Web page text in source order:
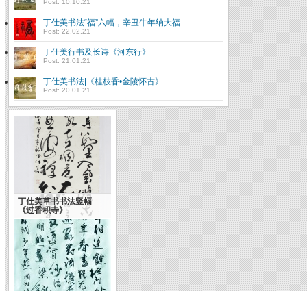
Post: 10.10.21
丁仕美书法“福”六幅，辛丑牛年纳大福
Post: 22.02.21
丁仕美行书及长诗《河东行》
Post: 21.01.21
丁仕美书法|《桂枝香•金陵怀古》
Post: 20.01.21
丁仕美草书书法竖幅
《过香积寺》